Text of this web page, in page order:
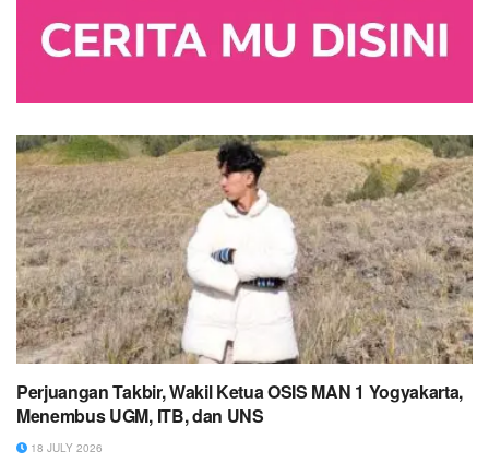
Perjuangan Takbir, Wakil Ketua OSIS MAN 1 Yogyakarta,
Menembus UGM, ITB, dan UNS
18 JULY 2026